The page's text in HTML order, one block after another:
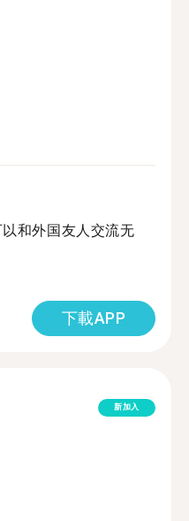
和外国友人交流无
下載APP
新加入